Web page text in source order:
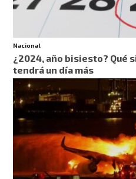
Nacional
¿2024, año bisiesto? Qué
tendrá un día más